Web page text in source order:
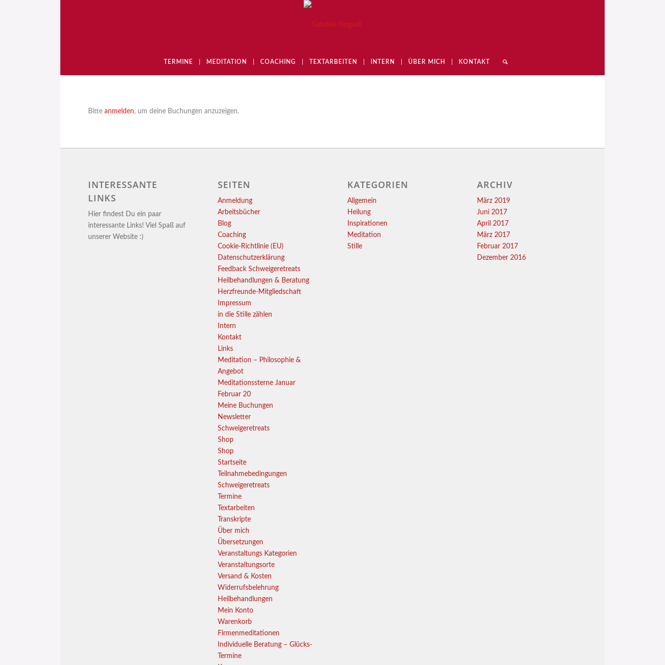
TERMINE MEDITATION COACHING TEXTARBEITEN INTERN ÜBER MICH KONTAKT
Bitte anmelden, um deine Buchungen anzuzeigen.
INTERESSANTE
LINKS
Hier findest Du ein paar
interessante Links! Viel Spaß auf
unserer Website :)
SEITEN
Anmeldung
Arbeitsbücher
Blog
Coaching
Cookie-Richtlinie (EU)
Datenschutzerklärung
Feedback Schweigeretreats
Heilbehandlungen & Beratung
Herzfreunde-Mitgliedschaft
Impressum
in die Stille zählen
Intern
Kontakt
Links
Meditation – Philosophie &
Angebot
Meditationssterne Januar
Februar 20
Meine Buchungen
Newsletter
Schweigeretreats
Shop
Shop
Startseite
Teilnahmebedingungen
Schweigeretreats
Termine
Textarbeiten
Transkripte
Über mich
Übersetzungen
Veranstaltungs Kategorien
Veranstaltungsorte
Versand & Kosten
Widerrufsbelehrung
Heilbehandlungen
Mein Konto
Warenkorb
Firmenmeditationen
Individuelle Beratung – Glücks-
Termine
KATEGORIEN
Allgemein
Heilung
Inspirationen
Meditation
Stille
ARCHIV
März 2019
Juni 2017
April 2017
März 2017
Februar 2017
Dezember 2016